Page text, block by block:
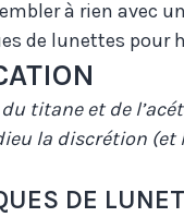
à rien avec
de lunettes pour
titane et de
la discrétion (et
DE